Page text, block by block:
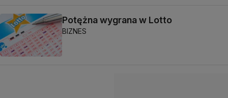
Potężna wygrana w Lotto
BIZNES